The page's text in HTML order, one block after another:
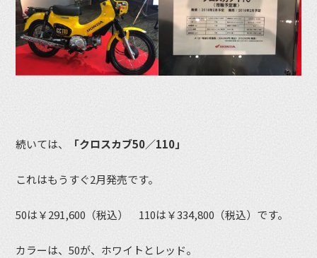
続いては、 「クロスカブ50／110」
これはもうすぐ2月発売です。
50は￥291,600（税込） 110は￥334,800（税込）です。
カラーは、50が、ホワイトとレッド。